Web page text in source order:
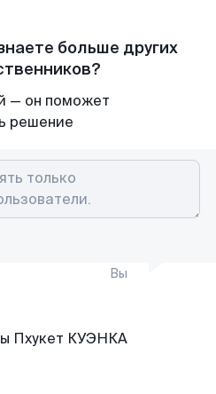
больше других
— он поможет
решение
Вы